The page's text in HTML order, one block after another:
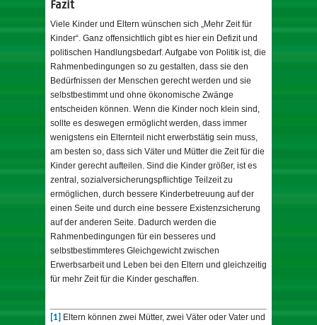
Fazit
Viele Kinder und Eltern wünschen sich „Mehr Zeit für
Kinder“. Ganz offensichtlich gibt es hier ein Defizit und
politischen Handlungsbedarf. Aufgabe von Politik ist, die
Rahmenbedingungen so zu gestalten, dass sie den
Bedürfnissen der Menschen gerecht werden und sie
selbstbestimmt und ohne ökonomische Zwänge
entscheiden können. Wenn die Kinder noch klein sind,
sollte es deswegen ermöglicht werden, dass immer
wenigstens ein Elternteil nicht erwerbstätig sein muss,
am besten so, dass sich Väter und Mütter die Zeit für die
Kinder gerecht aufteilen. Sind die Kinder größer, ist es
zentral, sozialversicherungspflichtige Teilzeit zu
ermöglichen, durch bessere Kinderbetreuung auf der
einen Seite und durch eine bessere Existenzsicherung
auf der anderen Seite. Dadurch werden die
Rahmenbedingungen für ein besseres und
selbstbestimmteres Gleichgewicht zwischen
Erwerbsarbeit und Leben bei den Eltern und gleichzeitig
für mehr Zeit für die Kinder geschaffen.
[1] Eltern können zwei Mütter, zwei Väter oder Vater und